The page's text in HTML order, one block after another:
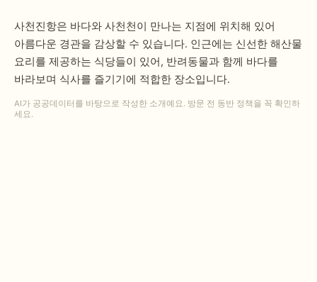
사천진항은 바다와 사천천이 만나는 지점에 위치해 있어
아름다운 경관을 감상할 수 있습니다. 인근에는 신선한 해산물
요리를 제공하는 식당들이 있어, 반려동물과 함께 바다를
바라보며 식사를 즐기기에 적합한 장소입니다.
AI가 공공데이터를 바탕으로 작성한 소개예요. 방문 전 동반 정책을 꼭 확인하
세요.